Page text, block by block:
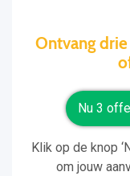
Ontvang
Nu 3
Klik op de knop
om jouw